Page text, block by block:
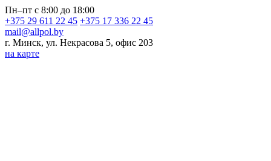
Пн–пт с 8:00 до 18:00
+375 29 611 22 45 +375 17 336 22 45
mail@allpol.by
г. Минск, ул. Некрасова 5, офис 203
на карте